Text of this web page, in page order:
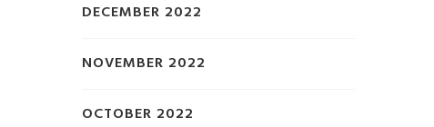
DECEMBER 2022
NOVEMBER 2022
OCTOBER 2022